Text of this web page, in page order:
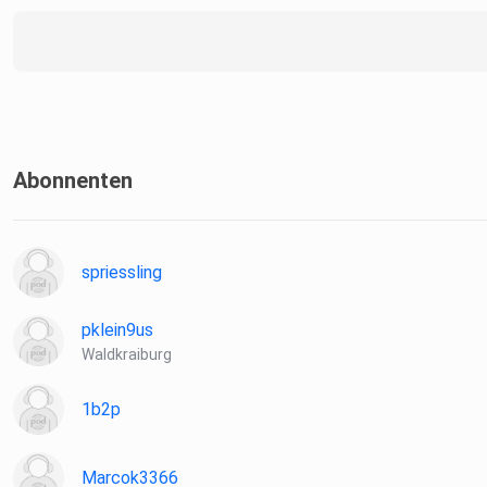
Abonnenten
spriessling
pklein9us
Waldkraiburg
1b2p
Marcok3366